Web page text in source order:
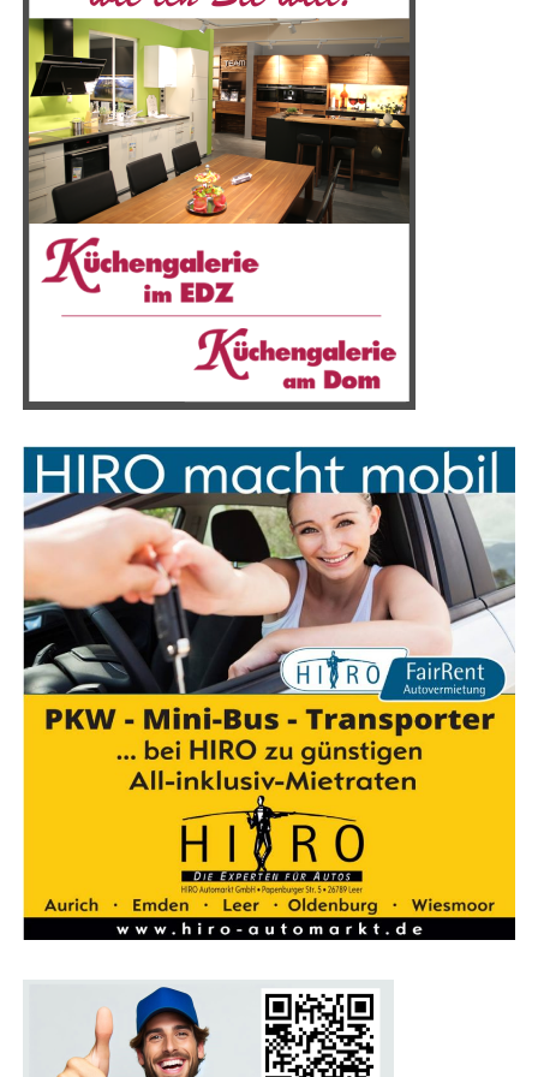
Wir sind Bikelea­sing-Part­ner­händ­ler:
Dein Weg zum Traum-Dienstrad
Güns­tig lea­sen. Bes­ser ankom­men.Mit dem Bikelea­
ches und gesund­heits­för­dern­des Fort­be­we­gungs­mit­tel,
son­dern auch einen finan­zi­el­len Vor­teil. Seit 2015
unter­stützt der Bikelea­sing-Ser­vice Arbeit­neh­mer,
Selbst­stän­di­ge und Frei­be­ruf­ler dabei, ihr Traum­rad zu